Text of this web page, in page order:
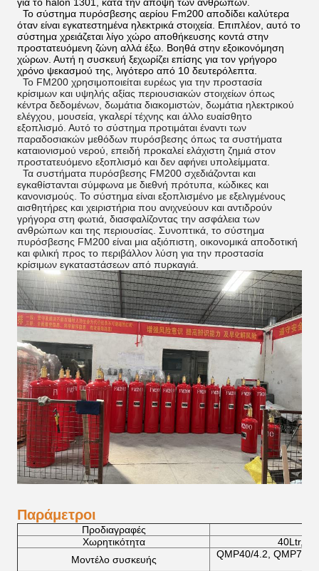
Το σύστημα πυρόσβεσης αερίου Fm200 αποδίδει καλύτερα
όταν είναι εγκατεστημένα ηλεκτρικά στοιχεία. Επιπλέον, αυτό το
σύστημα χρειάζεται λίγο χώρο αποθήκευσης κοντά στην
προστατευόμενη ζώνη αλλά έξω. Βοηθά στην εξοικονόμηση
χώρων. Αυτή η συσκευή ξεχωρίζει επίσης για τον γρήγορο
χρόνο ψεκασμού της, λιγότερο από 10 δευτερόλεπτα.
Το FM200 χρησιμοποιείται ευρέως για την προστασία
κρίσιμων και υψηλής αξίας περιουσιακών στοιχείων όπως
κέντρα δεδομένων, δωμάτια διακομιστών, δωμάτια ηλεκτρικού
ελέγχου, μουσεία, γκαλερί τέχνης και άλλο ευαίσθητο
εξοπλισμό. Αυτό το σύστημα προτιμάται έναντι των
παραδοσιακών μεθόδων πυρόσβεσης όπως τα συστήματα
καταιονισμού νερού, επειδή προκαλεί ελάχιστη ζημιά στον
προστατευόμενο εξοπλισμό και δεν αφήνει υπολείμματα.
Τα συστήματα πυρόσβεσης FM200 σχεδιάζονται και
εγκαθίστανται σύμφωνα με διεθνή πρότυπα, κώδικες και
κανονισμούς. Το σύστημα είναι εξοπλισμένο με εξελιγμένους
αισθητήρες και χειριστήρια που ανιχνεύουν και αντιδρούν
γρήγορα στη φωτιά, διασφαλίζοντας την ασφάλεια των
ανθρώπων και της περιουσίας. Συνοπτικά, το σύστημα
πυρόσβεσης FM200 είναι μια αξιόπιστη, οικονομικά αποδοτική
και φιλική προς το περιβάλλον λύση για την προστασία
κρίσιμων εγκαταστάσεων από πυρκαγιά.
Παράμετροι
Προδιαγραφές
Χωρητικότητα
Μοντέλο συσκευής
QMP40/4.2, QMP70/